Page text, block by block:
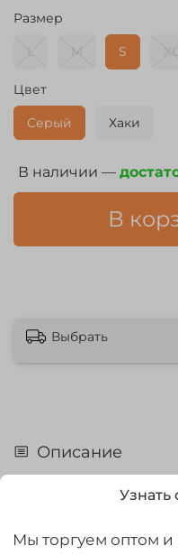
В наличии —
В
Размер
L M S XL
Цвет
Серый Хаки
Выбрать
Описание
Термобельё из микро-
анатомический крой,
Узнать
Мы торгуем оптом и